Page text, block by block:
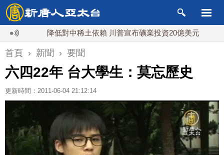
降低對中稀土依賴 川普宣布礦業投資20億美元 中東局
首頁 › 新聞 › 要聞
六四22年 台大學生：莫忘歷史
更新時間：2011-06-04 21:12:14